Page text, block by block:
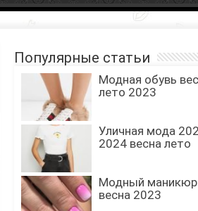
Популярные статьи
Модная обувь
лето 2023
Уличная мода
2024 весна лето
Модный маникюр
весна 2023